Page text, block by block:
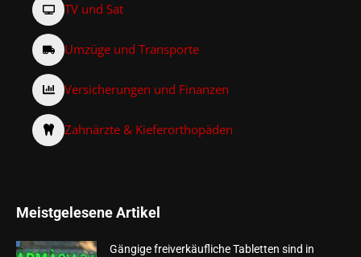
TV und Sat
Umzüge und Transporte
Versicherungen und Finanzen
Zahnärzte & Kieferorthopäden
Meistgelesene Artikel
Gängige freiverkäufliche Tabletten sind in